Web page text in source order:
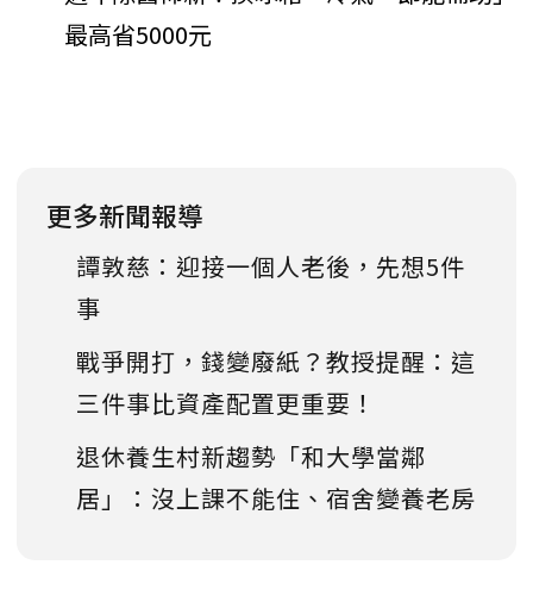
最高省5000元
更多新聞報導
譚敦慈：迎接一個人老後，先想5件
事
戰爭開打，錢變廢紙？教授提醒：這
三件事比資產配置更重要！
退休養生村新趨勢「和大學當鄰
居」：沒上課不能住、宿舍變養老房